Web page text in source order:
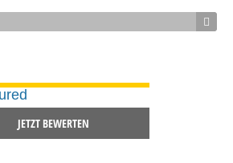
JETZT BEWERTEN